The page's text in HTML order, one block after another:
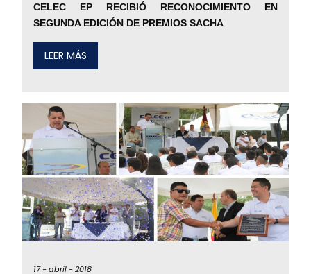
CELEC EP RECIBIÓ RECONOCIMIENTO EN
SEGUNDA EDICIÓN DE PREMIOS SACHA
LEER MÁS
17 -abril -2018